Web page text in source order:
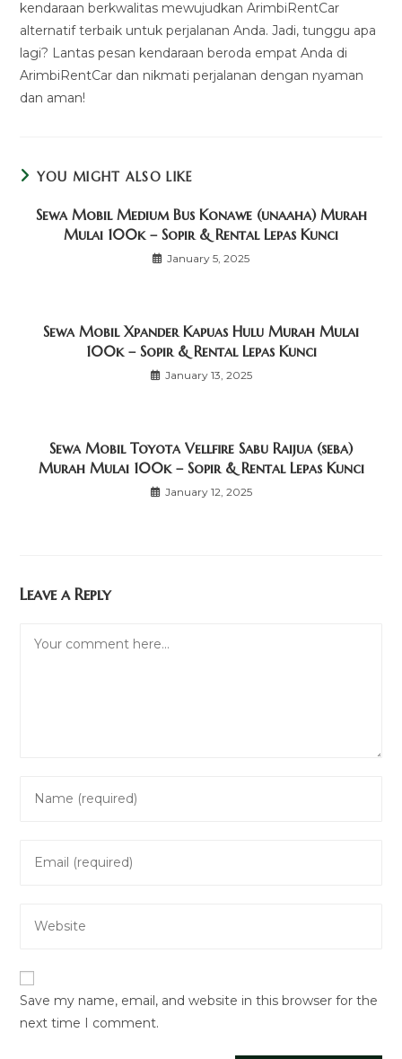
kendaraan berkwalitas mewujudkan ArimbiRentCar
alternatif terbaik untuk perjalanan Anda. Jadi, tunggu apa
lagi? Lantas pesan kendaraan beroda empat Anda di
ArimbiRentCar dan nikmati perjalanan dengan nyaman
dan aman!
YOU MIGHT ALSO LIKE
Sewa Mobil Medium Bus Konawe (unaaha) Murah
Mulai 100k – Sopir & Rental Lepas Kunci
January 5, 2025
Sewa Mobil Xpander Kapuas Hulu Murah Mulai
100k – Sopir & Rental Lepas Kunci
January 13, 2025
Sewa Mobil Toyota Vellfire Sabu Raijua (seba)
Murah Mulai 100k – Sopir & Rental Lepas Kunci
January 12, 2025
Leave a Reply
your
comment
your
address
your
URL
(optional)
Save my name, email, and website in this browser for the
next time I comment.